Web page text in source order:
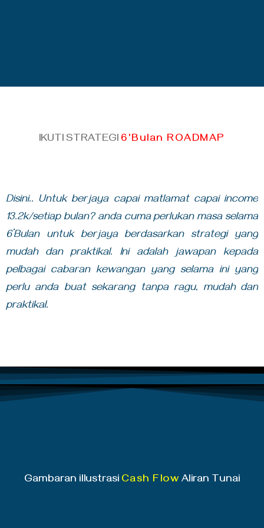
IKUTI STRATEGI 6'Bulan ROADMAP
Disini.. Untuk berjaya capai matlamat capai income
13.2k/setiap bulan? anda cuma perlukan masa selama
6’Bulan untuk berjaya berdasarkan strategi yang
mudah dan praktikal. Ini adalah jawapan kepada
pelbagai cabaran kewangan yang selama ini yang
perlu anda buat sekarang tanpa ragu, mudah dan
praktikal.
Gambaran illustrasi Cash Flow Aliran Tunai